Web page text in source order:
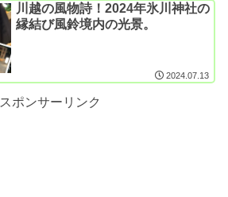
川越の風物詩！2024年氷川神社の
縁結び風鈴境内の光景。
2024.07.13
スポンサーリンク